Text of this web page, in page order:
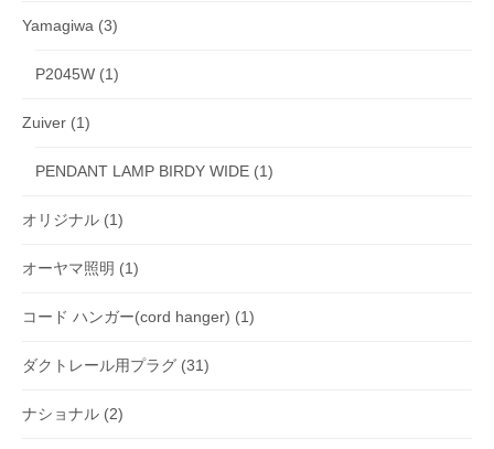
Yamagiwa (3)
P2045W (1)
Zuiver (1)
PENDANT LAMP BIRDY WIDE (1)
オリジナル (1)
オーヤマ照明 (1)
コード ハンガー(cord hanger) (1)
ダクトレール用プラグ (31)
ナショナル (2)